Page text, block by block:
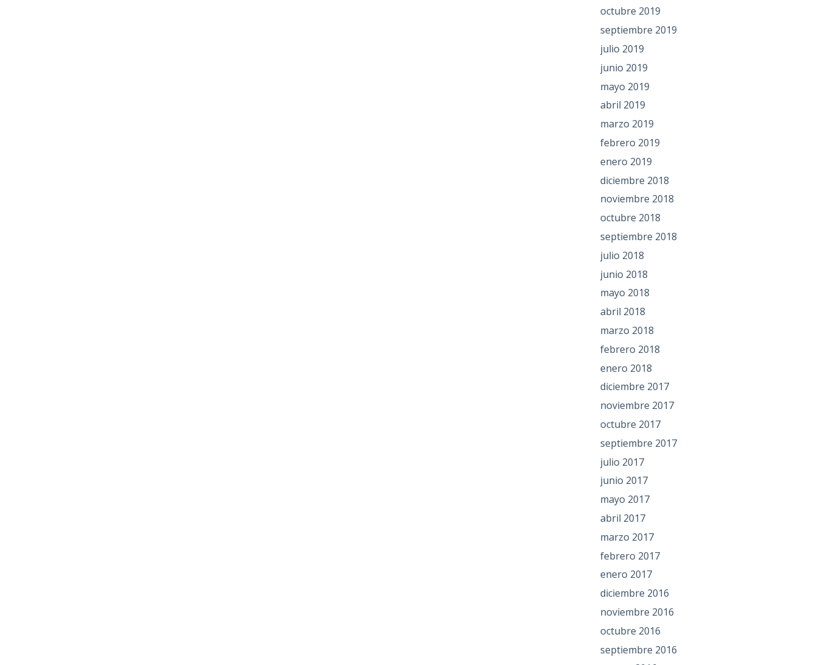
octubre 2019
septiembre 2019
julio 2019
junio 2019
mayo 2019
abril 2019
marzo 2019
febrero 2019
enero 2019
diciembre 2018
noviembre 2018
octubre 2018
septiembre 2018
julio 2018
junio 2018
mayo 2018
abril 2018
marzo 2018
febrero 2018
enero 2018
diciembre 2017
noviembre 2017
octubre 2017
septiembre 2017
julio 2017
junio 2017
mayo 2017
abril 2017
marzo 2017
febrero 2017
enero 2017
diciembre 2016
noviembre 2016
octubre 2016
septiembre 2016